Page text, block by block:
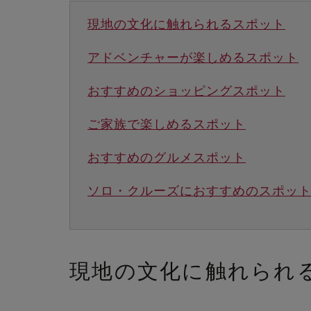
現地の文化に触れられるスポット
アドベンチャーが楽しめるスポット
おすすめのショッピングスポット
ご家族で楽しめるスポット
おすすめのグルメスポット
ソロ・クルーズにおすすめのスポット
現地の文化に触れられ